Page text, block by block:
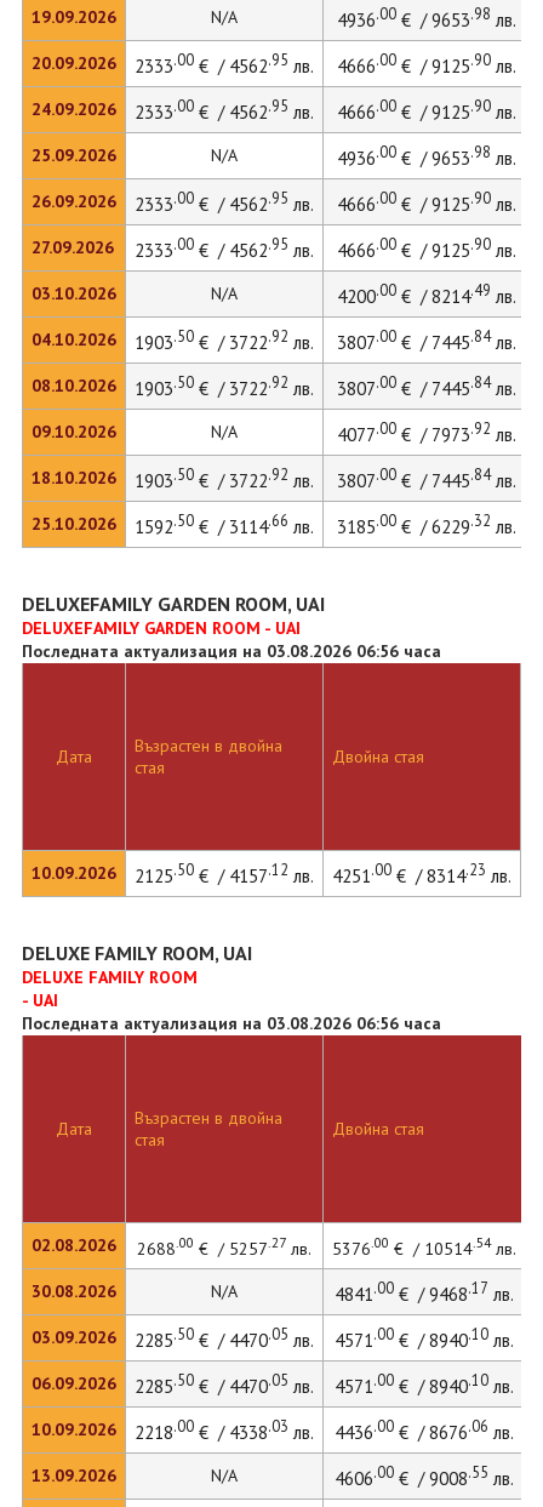
19.09.2026
20.09.2026
24.09.2026
25.09.2026
26.09.2026
27.09.2026
03.10.2026
04.10.2026
08.10.2026
09.10.2026
18.10.2026
25.10.2026
N/A 4936.00€ / 9653.98 лв.
2333.00€ / 4562.95 лв. 4666.00€ / 9125.90лв.
2333.00€ / 4562.95 лв. 4666.00€ / 9125.90лв.
N/A 4936.00€ / 9653.98 лв.
2333.00€ / 4562.95 лв. 4666.00€ / 9125.90лв.
2333.00€ / 4562.95 лв. 4666.00€ / 9125.90лв.
N/A 4200.00€ / 8214.49 лв.
1903.50€ / 3722.92 лв. 3807.00€ / 7445.84лв.
1903.50€ / 3722.92 лв. 3807.00€ / 7445.84лв.
N/A 4077.00€ / 7973.92 лв.
1903.50€ / 3722.92 лв. 3807.00€ / 7445.84лв.
1592.50€ / 3114.66 лв. 3185.00€ / 6229.32 лв.
DELUXEFAMILY GARDEN ROOM, UAI
DELUXEFAMILY GARDEN ROOM - UAI
Последната актуализация на 03.08.2026 06:56 часа
Дата
10.09.2026
Възрастен в двойна
стая
Двойна стая
2125.50€ / 4157.12 лв. 4251.00€ / 8314.23 лв.
DELUXE FAMILY ROOM, UAI
DELUXE FAMILY ROOM
- UAI
Последната актуализация на 03.08.2026 06:56 часа
Дата
02.08.2026
30.08.2026
03.09.2026
06.09.2026
10.09.2026
13.09.2026
Възрастен в двойна
стая
Двойна стая
2688.00 € / 5257.27 лв. 5376.00 € / 10514.54лв.
N/A
4841.00€ / 9468.17 лв.
2285.50€ / 4470.05 лв. 4571.00€ / 8940.10лв.
2285.50€ / 4470.05 лв. 4571.00€ / 8940.10лв.
2218.00€ / 4338.03 лв. 4436.00€ / 8676.06 лв.
N/A 4606.00€ / 9008.55 лв.